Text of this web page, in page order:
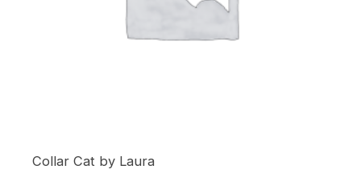
Collar Cat by Laura